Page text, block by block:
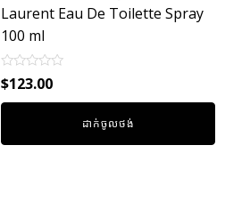
Laurent Eau De Toilette Spray
100 ml
Rated
0
out
$123.00
ដាក់ចូលថង់